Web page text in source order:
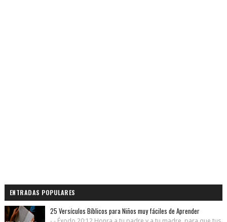
ENTRADAS POPULARES
25 Versículos Bíblicos para Niños muy fáciles de Aprender